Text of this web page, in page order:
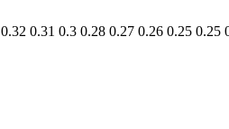
0.32 0.31 0.3 0.28 0.27 0.26 0.25 0.25